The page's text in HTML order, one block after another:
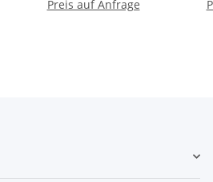
Preis auf Anfrage